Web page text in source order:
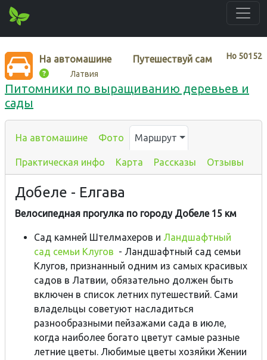
Нo 50152
На автомашине Путешествуй сам
Латвия
Питомники по выращиванию деревьев и
сады
На автомашине Фото Маршрут
Практическая инфо Карта Рассказы Отзывы
Добеле - Елгава
Велосипедная прогулка по городу Добеле 15 км
Сад камней Штелмахеров и Ландшафтный
сад семьи Клугов - Ландшафтный сад семьи
Клугов, признанный одним из самых красивых
садов в Латвии, обязательно должен быть
включен в список летних путешествий. Cами
владельцы советуют насладиться
разнообразными пейзажами сада в июле,
когда наиболее богато цветут самые разные
летние цветы. Любимые цветы хозяйки Жении